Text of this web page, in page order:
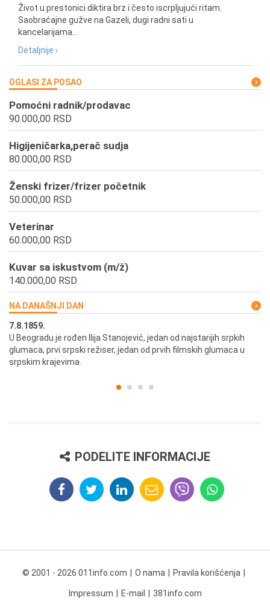
Život u prestonici diktira brz i često iscrpljujući ritam.
Saobraćajne gužve na Gazeli, dugi radni sati u
kancelarijama...
Detaljnije ›
OGLASI ZA POSAO
Pomoćni radnik/prodavac
90.000,00 RSD
Higijeničarka,perač sudja
80.000,00 RSD
Ženski frizer/frizer početnik
50.000,00 RSD
Veterinar
60.000,00 RSD
Kuvar sa iskustvom (m/ž)
140.000,00 RSD
NA DANAŠNJI DAN
7.8.1859.
U Beogradu je rođen Ilija Stanojević, jedan od najstarijih srpkih
glumaca, prvi srpski režiser, jedan od prvih filmskih glumaca u
srpskim krajevima.
PODELITE INFORMACIJE
© 2001 - 2026 011info.com O nama Pravila korišćenja
Impressum E-mail 381info.com